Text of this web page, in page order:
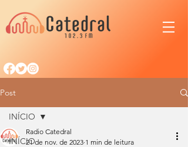
Post
INÍCIO
INÍCIO
Radio Catedral
21 de nov. de 2023 1 min de leitura